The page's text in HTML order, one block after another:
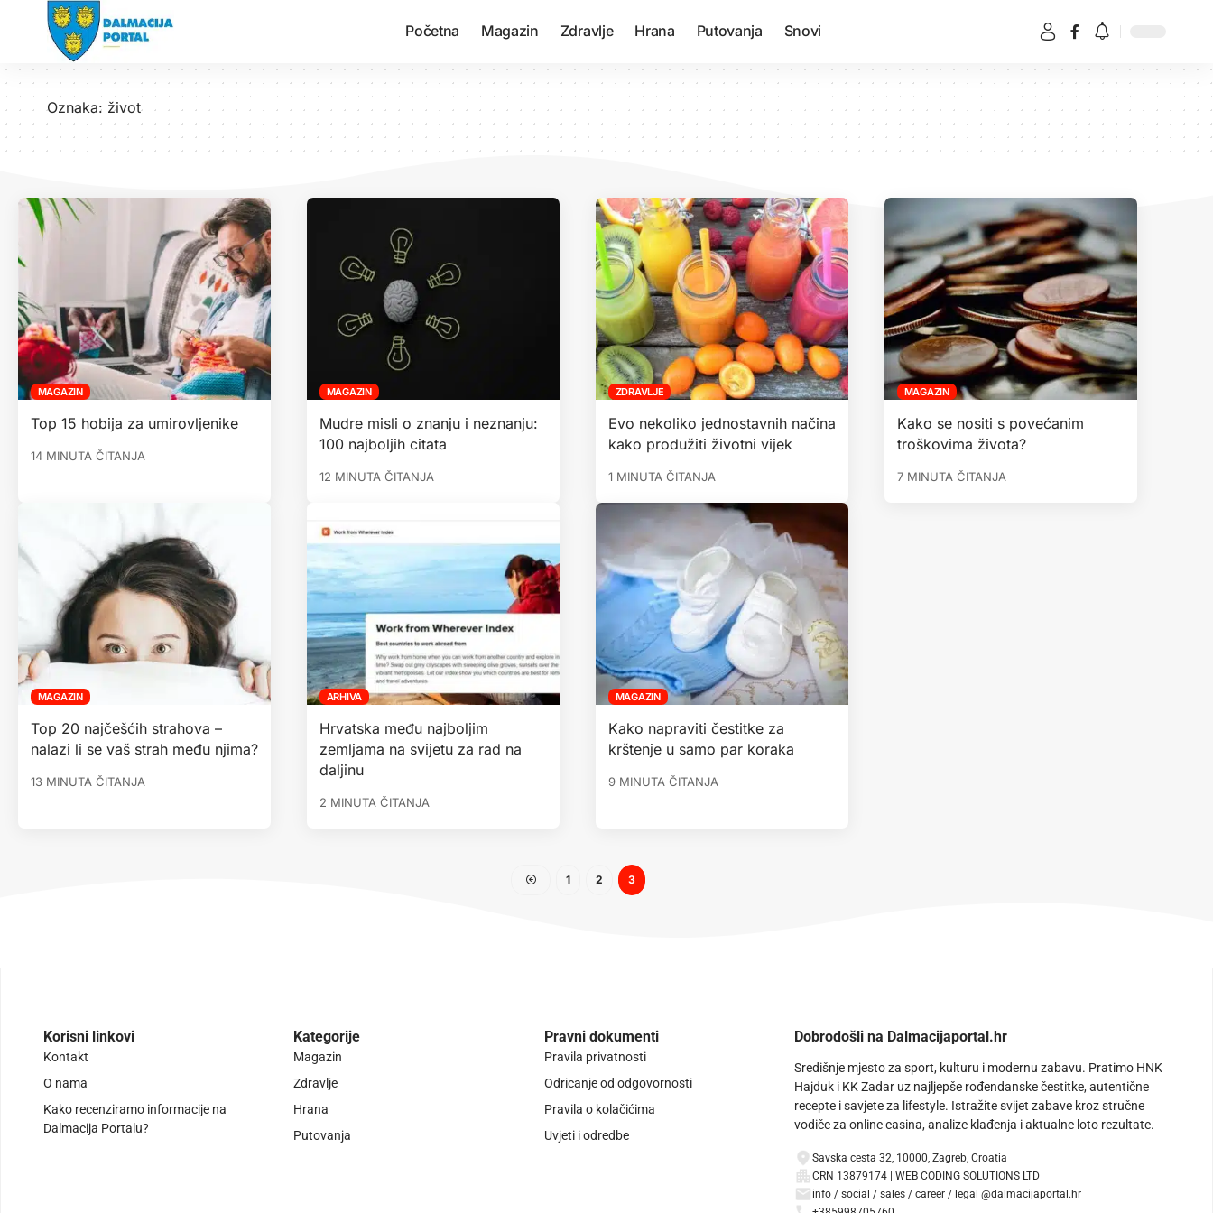
Početna Magazin Zdravlje Hrana Putovanja Snovi
Oznaka: život
MAGAZIN
Top 15 hobija za umirovljenike
14 MINUTA ČITANJA
MAGAZIN
Mudre misli o znanju i neznanju:
100 najboljih citata
12 MINUTA ČITANJA
ZDRAVLJE
Evo nekoliko jednostavnih načina
kako produžiti životni vijek
1 MINUTA ČITANJA
MAGAZIN
Kako se nositi s povećanim
troškovima života?
7 MINUTA ČITANJA
MAGAZIN
Top 20 najčešćih strahova –
nalazi li se vaš strah među njima?
13 MINUTA ČITANJA
ARHIVA
Hrvatska među najboljim
zemljama na svijetu za rad na
daljinu
2 MINUTA ČITANJA
MAGAZIN
Kako napraviti čestitke za
krštenje u samo par koraka
9 MINUTA ČITANJA
1 2 3
Korisni linkovi
Kontakt
O nama
Kako recenziramo informacije na
Dalmacija Portalu?
Kategorije
Magazin
Zdravlje
Hrana
Putovanja
Pravni dokumenti
Pravila privatnosti
Odricanje od odgovornosti
Pravila o kolačićima
Uvjeti i odredbe
Dobrodošli na Dalmacijaportal.hr
Središnje mjesto za sport, kulturu i modernu zabavu. Pratimo HNK
Hajduk i KK Zadar uz najljepše rođendanske čestitke, autentične
recepte i savjete za lifestyle. Istražite svijet zabave kroz stručne
vodiče za online casina, analize klađenja i aktualne loto rezultate.
Savska cesta 32, 10000, Zagreb, Croatia
CRN 13879174 | WEB CODING SOLUTIONS LTD
info / social / sales / career / legal @dalmacijaportal.hr